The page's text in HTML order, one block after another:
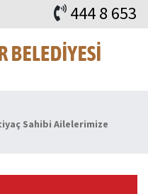
444 8 653
Sahibi Ailelerimize